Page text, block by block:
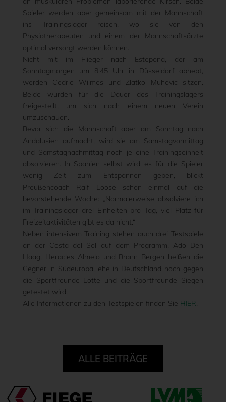
Spieler werden aber gemeinsam mit der Mannschaft
ins Trainingslager reisen, wo sie von den
Physiotherapeuten und einem der Mannschaftsärzte
optimal versorgt werden können.
Nicht mit im Flieger nach Estepona, der am
Sonntagmorgen um 8:45 Uhr in Düsseldorf abhebt,
werden Cedric Wilmes und Zlatko Muhovic sitzen.
Beide wurden für die Dauer des Trainingslagers
freigestellt, um sich nach einem neuen Verein
umzuschauen.
Bevor sich die Mannschaft aber am Sonntag nach
Andalusien aufmacht, wird sie am Samstagvormittag
und Samstagnachmittag noch je eine Trainingseinheit
absolvieren. In Spanien selbst wird es für die Spieler
wenig Zeit zum Entspannen geben, blickt
Preußencoach Ralf Loose schon einmal auf die
bevorstehende Woche: „Normalerweise absolviere ich
im Trainingslager drei Einheiten pro Tag, viel Platz für
Freizeitaktivitäten gibt es da nicht.“
Neben intensivem Training stehen auch drei Testspiele
an der Costa del Sol auf dem Programm. Ado Den
Haag, Heracles Almelo und Brann Bergen heißen die
Gegner in Südeuropa, ehe in Deutschland noch gegen
die Sportfreunde Lotte und die Sportfreunde Siegen
getestet wird.
Alle Informationen zu den Testspielen finden Sie HIER.
ALLE BEITRÄGE